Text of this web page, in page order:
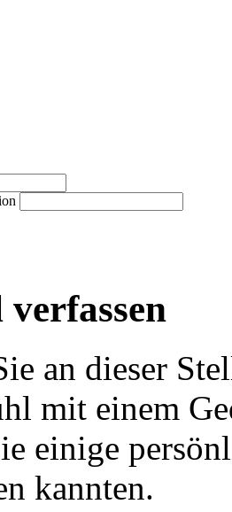
an dieser
mit einem
einige
kannten.